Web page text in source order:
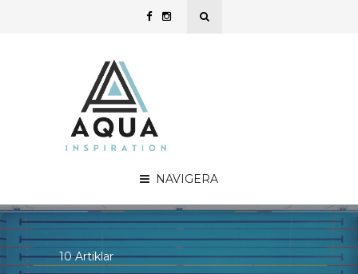
NAVIGERA
10 Artiklar